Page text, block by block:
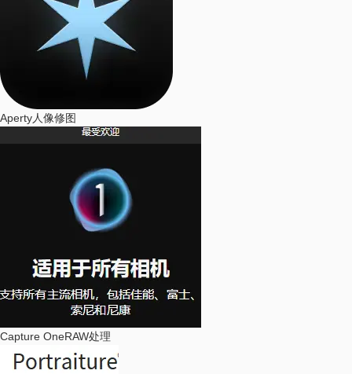
Aperty人像修图
Capture OneRAW处理